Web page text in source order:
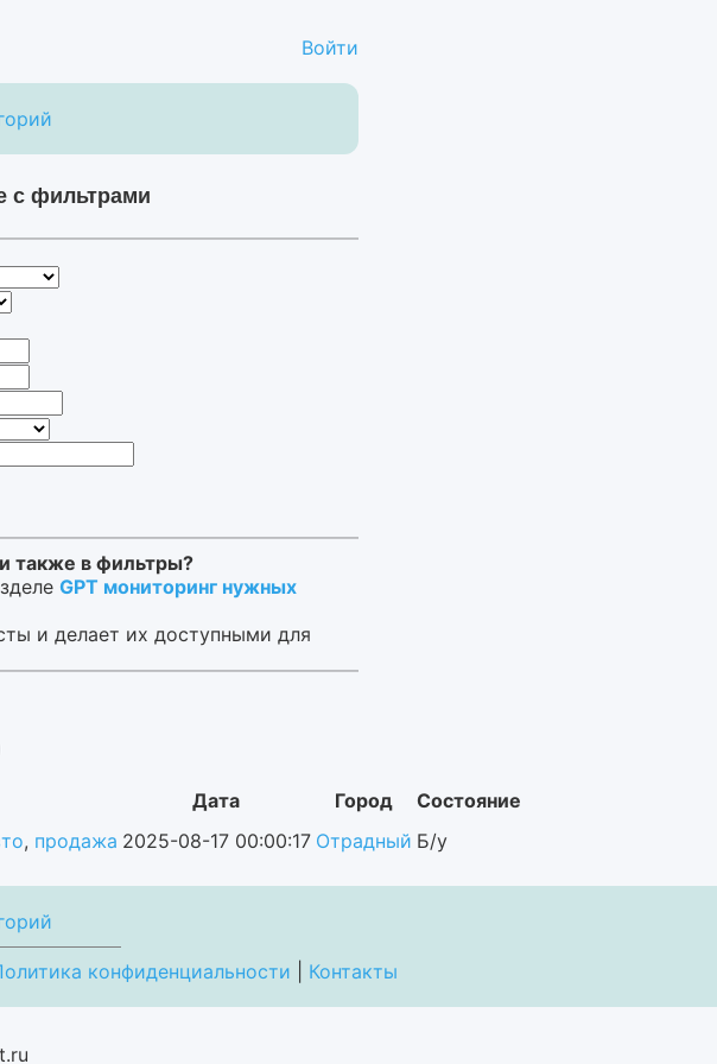
Войти
с фильтрами
также в фильтры?
GPT мониторинг нужных
и делает их доступными для
Дата Город
Состояние
, продажа 2025-08-17 00:00:17 Отрадный Б/у
конфиденциальности Контакты